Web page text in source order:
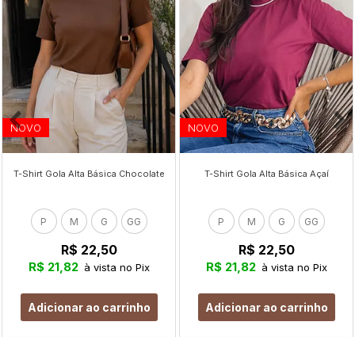
NOVO
T-Shirt Gola Alta Básica Chocolate
P M G GG
R$ 22,50
R$ 21,82 à vista no Pix
Adicionar ao carrinho
NOVO
T-Shirt Gola Alta Básica Açaí
P M G GG
R$ 22,50
R$ 21,82 à vista no Pix
Adicionar ao carrinho